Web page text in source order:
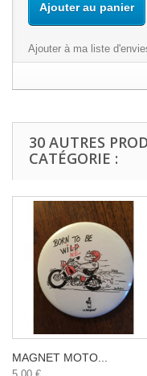
Ajouter au panier
Ajouter à ma liste
30 AUTRES
CATÉGORIE :
MAGNET MOTO...